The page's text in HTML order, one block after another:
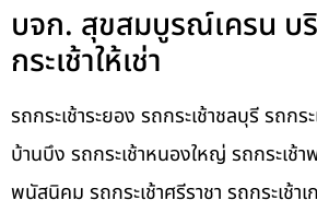
บจก. สุขสมบูรณ์เครน บ
กระเช้าให้เช่า
รถกระเช้าระยอง รถกระเช้าชลบุรี รถกร
บ้านบึง รถกระเช้าหนองใหญ่ รถกระเช้า
พนัสนิคม รถกระเช้าศรีราชา รถกระเช้าเ